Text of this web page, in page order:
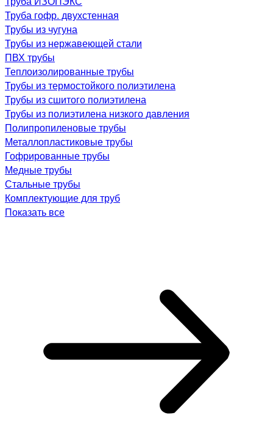
Труба гофр. двухстенная
Трубы из чугуна
Трубы из нержавеющей стали
ПВХ трубы
Теплоизолированные трубы
Трубы из термостойкого полиэтилена
Трубы из сшитого полиэтилена
Трубы из полиэтилена низкого давления
Полипропиленовые трубы
Металлопластиковые трубы
Гофрированные трубы
Медные трубы
Стальные трубы
Комплектующие для труб
Показать все